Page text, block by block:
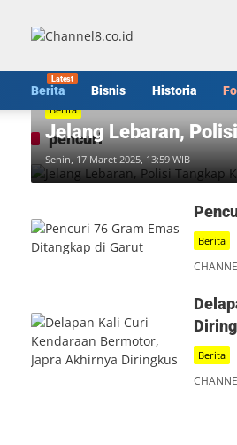
Berita Bisnis Historia
pencuri
Berita
Jelang Lebaran,
Senin, 17 Maret 2025, 13:59 WIB
Berita
Berita